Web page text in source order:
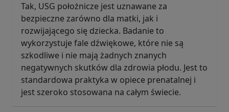
Tak, USG położnicze jest uznawane za
bezpieczne zarówno dla matki, jak i
rozwijającego się dziecka. Badanie to
wykorzystuje fale dźwiękowe, które nie są
szkodliwe i nie mają żadnych znanych
negatywnych skutków dla zdrowia płodu. Jest to
standardowa praktyka w opiece prenatalnej i
jest szeroko stosowana na całym świecie.